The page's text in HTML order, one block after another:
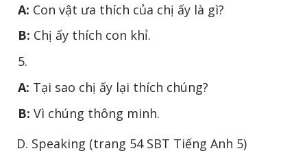
A: Con vật ưa thích của chị ấy là gì?
B: Chị ấy thích con khỉ.
5.
A: Tại sao chị ấy lại thích chúng?
B: Vì chúng thông minh.
D. Speaking (trang 54 SBT Tiếng Anh 5)